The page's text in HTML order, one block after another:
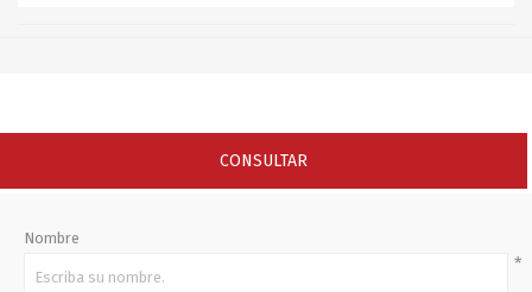
CONSULTAR
Nombre
*